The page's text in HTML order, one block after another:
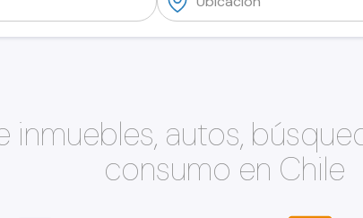
inmuebles, autos,
consumo en Chile